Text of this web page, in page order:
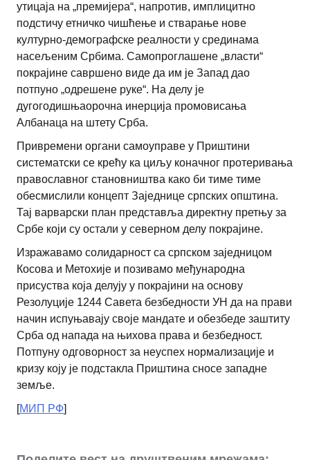
утицаја на „премијера“, напротив, имплицитно
подстичу етничко чишћење и стварање нове
културно-демографске реалности у срединама
насељеним Србима. Самопроглашене „власти“
покрајине савршено виде да им је Запад дао
потпуно „одрешене руке“. На делу је
дугогодишњаорочна инерција промовисања
Албанаца на штету Срба.
Привремени органи самоуправе у Приштини
систематски се крећу ка циљу коначног протеривања
православног становништва како би тиме тиме
обесмислили концепт Заједнице српских општина.
Тај варварски план представља директну претњу за
Србе који су остали у северном делу покрајине.
Изражавамо солидарност са српском заједницом
Косова и Метохије и позивамо међународна
присуства која делују у покрајини на основу
Резолуције 1244 Савета безбедности УН да на прави
начин испуњавају своје мандате и обезбеде заштиту
Срба од напада на њихова права и безбедност.
Потпуну одговорност за неуспех нормализације и
кризу коју је подстакла Приштина сносе западне
земље.
[МИП РФ]